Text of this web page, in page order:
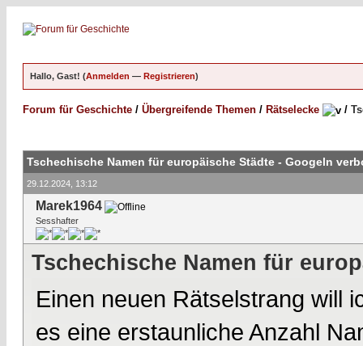
Hallo, Gast! (Anmelden — Registrieren)
Forum für Geschichte / Übergreifende Themen / Rätselecke /
Tschechische Namen für europäische Städte - Googeln
29.12.2024, 13:12
Marek1964
Sesshafter
Tschechische Namen für
Einen neuen Rätselstrang will
es eine erstaunliche Anzahl